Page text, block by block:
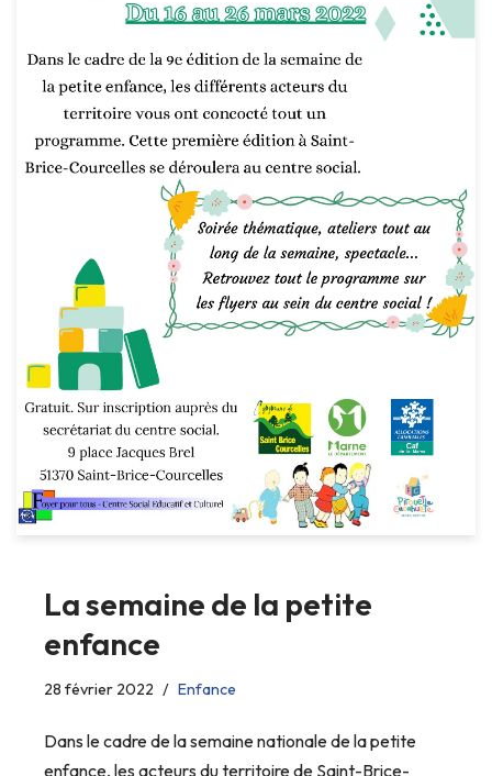
La semaine de la petite
enfance
28 février 2022 Enfance
Dans le cadre de la semaine nationale de la petite
enfance, les acteurs du territoire de Saint-Brice-